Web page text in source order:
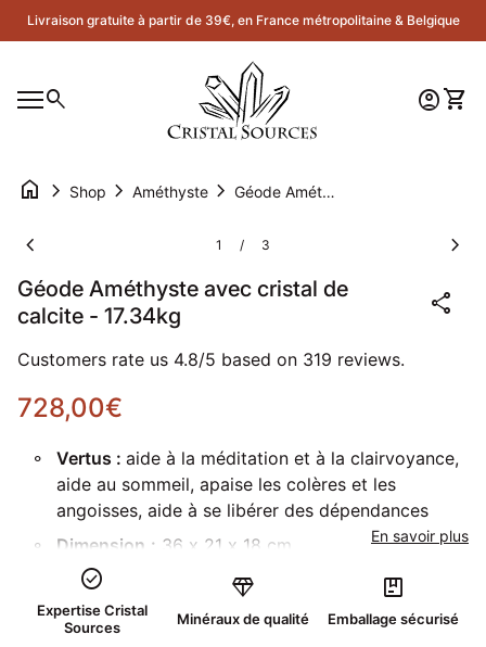
Skip to content
Livraison gratuite à partir de 39€, en France métropolitaine & Belgique
Navigation mobile
search
Accueil
Compte
account_circle Voir
shopping_cart
home chevron_right Shop chevron_right Améthyste chevron_right Géode Améthyste avec cristal de calcite - 17.34kg
chevron_left 1 / 3 chevron_right
Géode Améthyste avec cristal de
calcite - 17.34kg
share
Customers rate us 4.8/5 based on 319 reviews.
Prix normal
728,00€
Vertus : aide à la méditation et à la clairvoyance,
aide au sommeil, apaise les colères et les
angoisses, aide à se libérer des dépendances
Dimension : 36 x 21 x 18 cm
Poids
Localité :Brésil
En savoir plus
check_circle
Expertise Cristal
Sources
diamond
Minéraux de qualité
package
Emballage sécurisé